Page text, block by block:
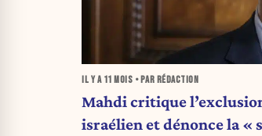
IL Y A 11 MOIS • PAR RÉDACTION
Mahdi critique
israélien et dénonce la «